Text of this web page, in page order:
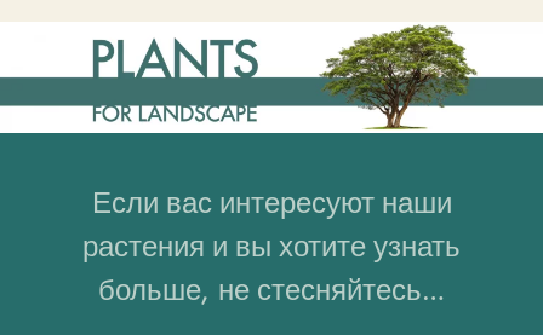
Если вас интересуют наши
растения и вы хотите узнать
больше, не стесняйтесь…